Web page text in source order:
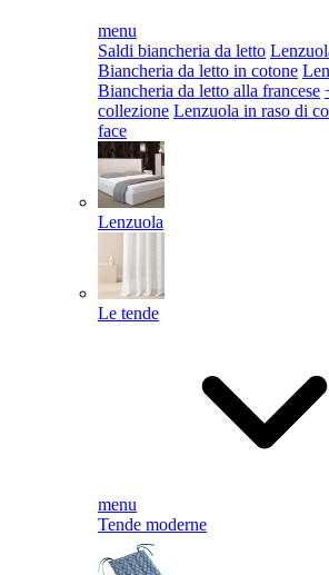
menu
Saldi biancheria da letto
Biancheria da letto in cotone
Biancheria da letto alla francese
collezione Lenzuola in raso di
face
Lenzuola
Le tende
menu
Tende moderne